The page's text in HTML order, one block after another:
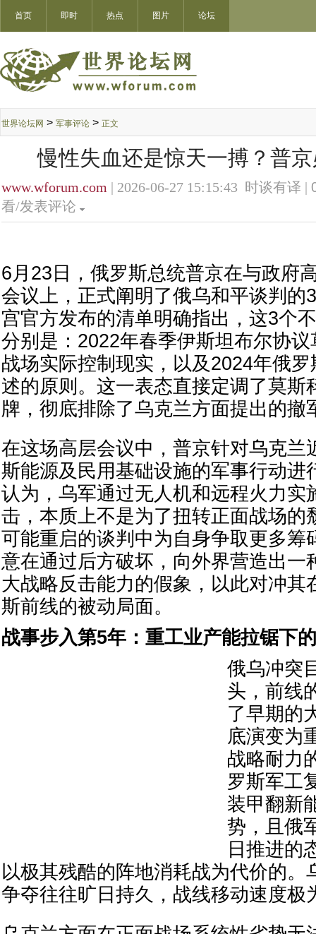
首页 即时 热点 图片 论坛
世界论坛网 > 军事评论 > 正文
慢性失血还是惊天一搏？普
www.wforum.com | 2026-06-27 15:15:43 时谈有译 |
看/发表评论
6月23日，俄罗斯总统普京在与政府
会议上，正式阐明了俄乌和平谈判的
宫官方发布的清单明确指出，这3个
分别是：2022年春季伊斯坦布尔协
战场实际控制现实，以及2024年俄
述的原则。这一表态直接定调了莫斯
牌，彻底排除了乌克兰方面提出的撤
在这场高层会议中，普京针对乌克兰
斯能源及民用基础设施的军事行动进
认为，乌军通过无人机和远程火力实
击，本质上不是为了扭转正面战场的
可能重启的谈判中为自身争取更多筹
意在通过后方破坏，向外界营造出一
大战略反击能力的假象，以此对冲其
斯前线的被动局面。
战事步入第5年：重工业产能拉锯下
俄乌冲突
头，前线
了早期的
底演变为
战略耐力
罗斯军工
装甲翻新
势，且俄
日推进的
以极其残酷的阵地消耗战为代价的。
争夺往往旷日持久，战线移动速度极